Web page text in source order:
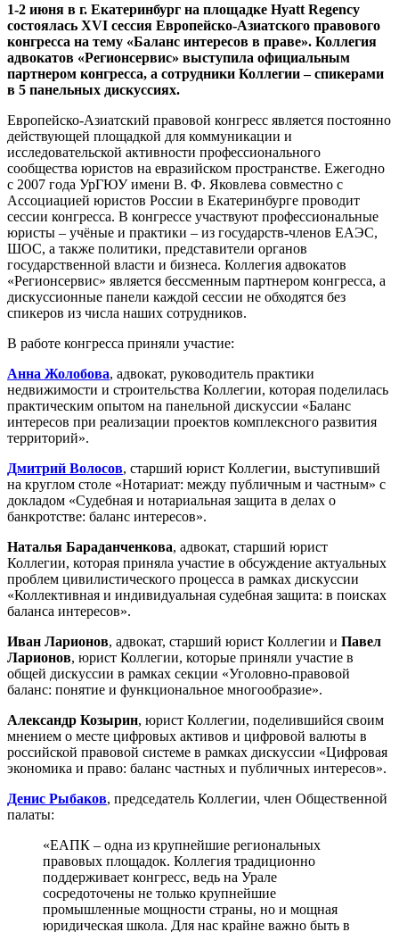
1-2 июня в г. Екатеринбург на площадке Нyatt Regency
состоялась XVI сессия Европейско-Азиатского правового
конгресса на тему «Баланс интересов в праве». Коллегия
адвокатов «Регионсервис» выступила официальным
партнером конгресса, а сотрудники Коллегии – спикерами
в 5 панельных дискуссиях.
Европейско-Азиатский правовой конгресс является постоянно
действующей площадкой для коммуникации и
исследовательской активности профессионального
сообщества юристов на евразийском пространстве. Ежегодно
с 2007 года УрГЮУ имени В. Ф. Яковлева совместно с
Ассоциацией юристов России в Екатеринбурге проводит
сессии конгресса. В конгрессе участвуют профессиональные
юристы – учёные и практики – из государств-членов ЕАЭС,
ШОС, а также политики, представители органов
государственной власти и бизнеса. Коллегия адвокатов
«Регионсервис» является бессменным партнером конгресса, а
дискуссионные панели каждой сессии не обходятся без
спикеров из числа наших сотрудников.
В работе конгресса приняли участие:
Анна Жолобова, адвокат, руководитель практики
недвижимости и строительства Коллегии, которая поделилась
практическим опытом на панельной дискуссии «Баланс
интересов при реализации проектов комплексного развития
территорий».
Дмитрий Волосов, старший юрист Коллегии, выступивший
на круглом столе «Нотариат: между публичным и частным» с
докладом «Судебная и нотариальная защита в делах о
банкротстве: баланс интересов».
Наталья Бараданченкова, адвокат, старший юрист
Коллегии, которая приняла участие в обсуждение актуальных
проблем цивилистического процесса в рамках дискуссии
«Коллективная и индивидуальная судебная защита: в поисках
баланса интересов».
Иван Ларионов, адвокат, старший юрист Коллегии и Павел
Ларионов, юрист Коллегии, которые приняли участие в
общей дискуссии в рамках секции «Уголовно-правовой
баланс: понятие и функциональное многообразие».
Александр Козырин, юрист Коллегии, поделившийся своим
мнением о месте цифровых активов и цифровой валюты в
российской правовой системе в рамках дискуссии «Цифровая
экономика и право: баланс частных и публичных интересов».
Денис Рыбаков, председатель Коллегии, член Общественной
палаты:
«ЕАПК – одна из крупнейшие региональных
правовых площадок. Коллегия традиционно
поддерживает конгресс, ведь на Урале
сосредоточены не только крупнейшие
промышленные мощности страны, но и мощная
юридическая школа. Для нас крайне важно быть в